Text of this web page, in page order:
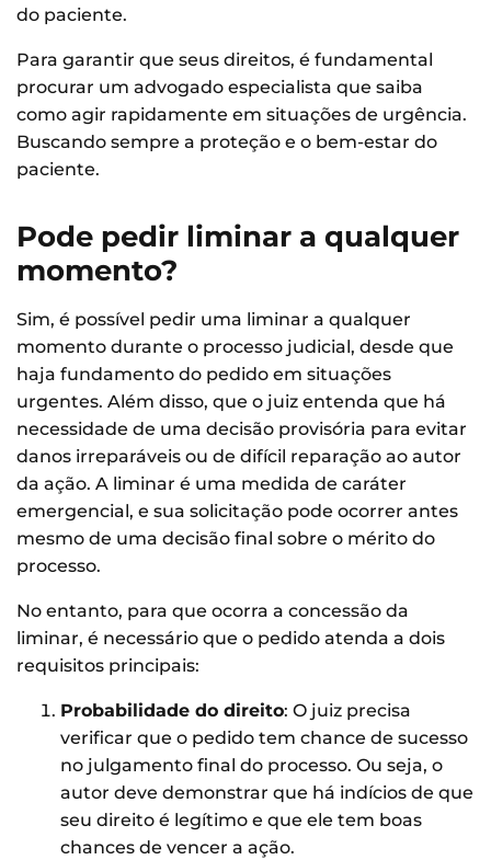
do paciente.
Para garantir que seus direitos, é fundamental
procurar um advogado especialista que saiba
como agir rapidamente em situações de urgência.
Buscando sempre a proteção e o bem-estar do
paciente.
Pode pedir liminar a qualquer
momento?
Sim, é possível pedir uma liminar a qualquer
momento durante o processo judicial, desde que
haja fundamento do pedido em situações
urgentes. Além disso, que o juiz entenda que há
necessidade de uma decisão provisória para evitar
danos irreparáveis ou de difícil reparação ao autor
da ação. A liminar é uma medida de caráter
emergencial, e sua solicitação pode ocorrer antes
mesmo de uma decisão final sobre o mérito do
processo.
No entanto, para que ocorra a concessão da
liminar, é necessário que o pedido atenda a dois
requisitos principais:
Probabilidade do direito: O juiz precisa
verificar que o pedido tem chance de sucesso
no julgamento final do processo. Ou seja, o
autor deve demonstrar que há indícios de que
seu direito é legítimo e que ele tem boas
chances de vencer a ação.